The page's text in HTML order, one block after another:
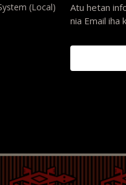
(Local)
Atu hetan
nia Email iha